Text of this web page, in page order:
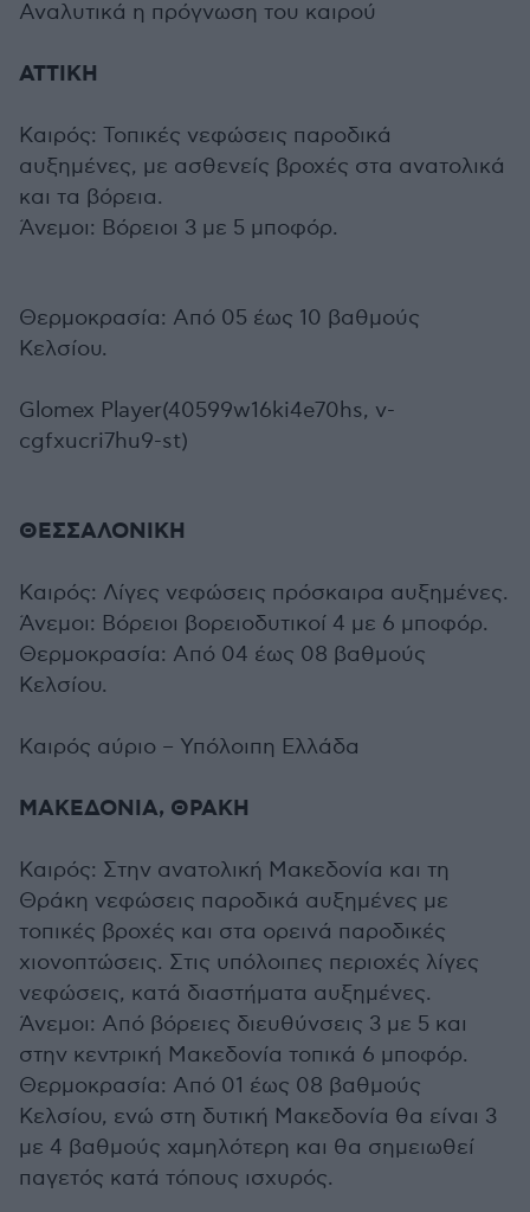
Αναλυτικά η πρόγνωση του καιρού
ΑΤΤΙΚΗ
Καιρός: Τοπικές νεφώσεις παροδικά
αυξημένες, με ασθενείς βροχές στα ανατολικά
και τα βόρεια.
Άνεμοι: Βόρειοι 3 με 5 μποφόρ.
Θερμοκρασία: Από 05 έως 10 βαθμούς
Κελσίου.
Glomex Player(40599w16ki4e70hs, v-
cgfxucri7hu9-st)
ΘΕΣΣΑΛΟΝΙΚΗ
Καιρός: Λίγες νεφώσεις πρόσκαιρα αυξημένες.
Άνεμοι: Βόρειοι βορειοδυτικοί 4 με 6 μποφόρ.
Θερμοκρασία: Από 04 έως 08 βαθμούς
Κελσίου.
Καιρός αύριο – Υπόλοιπη Ελλάδα
ΜΑΚΕΔΟΝΙΑ, ΘΡΑΚΗ
Καιρός: Στην ανατολική Μακεδονία και τη
Θράκη νεφώσεις παροδικά αυξημένες με
τοπικές βροχές και στα ορεινά παροδικές
χιονοπτώσεις. Στις υπόλοιπες περιοχές λίγες
νεφώσεις, κατά διαστήματα αυξημένες.
Άνεμοι: Από βόρειες διευθύνσεις 3 με 5 και
στην κεντρική Μακεδονία τοπικά 6 μποφόρ.
Θερμοκρασία: Από 01 έως 08 βαθμούς
Κελσίου, ενώ στη δυτική Μακεδονία θα είναι 3
με 4 βαθμούς χαμηλότερη και θα σημειωθεί
παγετός κατά τόπους ισχυρός.